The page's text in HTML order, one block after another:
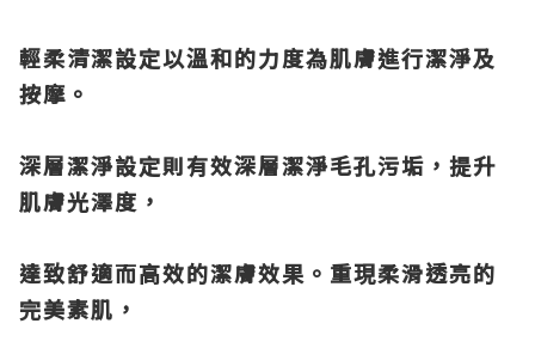
輕柔清潔設定以溫和的力度為肌膚進行潔淨及
按摩。
深層潔淨設定則有效深層潔淨毛孔污垢，提升
肌膚光澤度，
達致舒適而高效的潔膚效果。重現柔滑透亮的
完美素肌，